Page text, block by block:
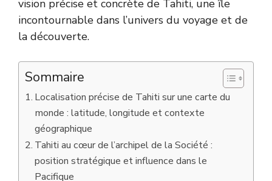
vision précise et concrète de Tahiti, une île
incontournable dans l’univers du voyage et de
la découverte.
Sommaire
Localisation précise de Tahiti sur une carte du
monde : latitude, longitude et contexte
géographique
Tahiti au cœur de l’archipel de la Société :
position stratégique et influence dans le
Pacifique